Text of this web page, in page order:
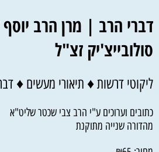
דברי הרב | מרן הרב יוסף
סולובייצ'יק זצ"ל
ליקוטי דרשות ♦ תיאורי מעשים ♦
כתובים וערוכים ע"י הרב צבי שכטר שליט"א
מהדורה שנייה מתוקנת